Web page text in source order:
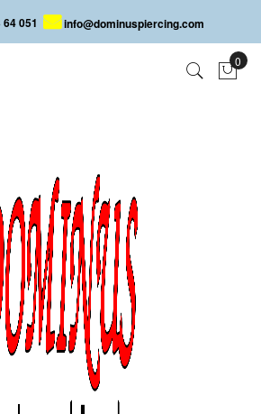
051 info@dominuspiercing.com
CON CRISTAL
CON CRISTAL